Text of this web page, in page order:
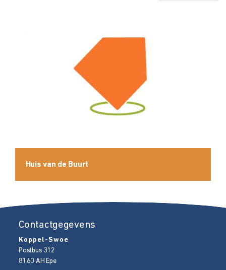
Huis van de Buurt
Contactgegevens
Koppel-Swoe
Postbus 312
8160 AH Epe